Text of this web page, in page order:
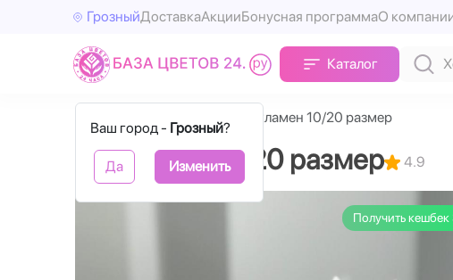
ГрозныйДоставкаАкцииБонусная программаО
Каталог
Ваш город - Грозный?
Да Изменить
Цикламен 10/20 размер
Цикламен 10/20 размер 4.9
Получить кешбек